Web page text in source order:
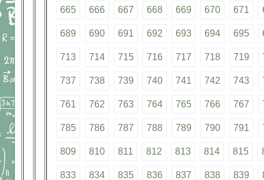
665 666 667 668 669 670 671
689 690 691 692 693 694 695
713 714 715 716 717 718 719
737 738 739 740 741 742 743
761 762 763 764 765 766 767
785 786 787 788 789 790 791
809 810 811 812 813 814 815
833 834 835 836 837 838 839